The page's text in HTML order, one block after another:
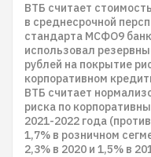
ВТБ считает
в среднесрочной
стандарта МСФО9
использовал
рублей на покрытие
корпоративном
ВТБ считает
риска по
2021-2022 года
1,7% в розничном
2,3% в 2020 и 1,5% в